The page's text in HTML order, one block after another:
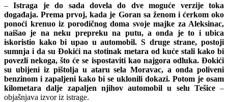
– Istraga je do sada dovela do dve moguće verzije toka
događaja. Prema prvoj, kada je Goran sa ženom i ćerkom oko
ponoći krenuo iz porodičnog doma svoje majke za Aleksinac,
naišao je na neku prepreku na putu, a onda je to i ubica
iskoristio kako bi upao u automobil. S druge strane, postoji
sumnja i da su Đokići na stotinak metara od kuće stali kako bi
povezli nekoga, što će se ispostaviti kao najgora odluka. Đokići
su ubijeni iz pištolja u ataru sela Moravac, a onda poliveni
benzinom i zapaljeni kako bi se uklonili dokazi. Potom je osam
kilometara dalje zapaljen njihov automobil u selu Tešice–
objašnjava izvor iz istrage.